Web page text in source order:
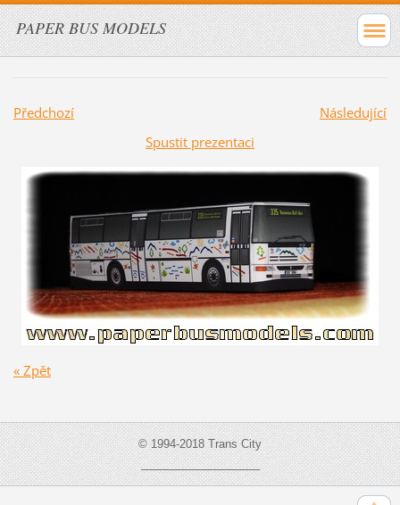
PAPER BUS MODELS
Předchozí
Následující
Spustit prezentaci
« Zpět
© 1994-2018 Trans City
___________________